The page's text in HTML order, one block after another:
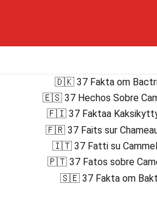
🇩🇰 37 Fakta om
🇪🇸 37 Hechos Sobre
🇫🇮 37 Faktaa
🇫🇷 37 Faits sur
🇮🇹 37 Fatti su
🇵🇹 37 Fatos sobre
🇸🇪 37 Fakta om